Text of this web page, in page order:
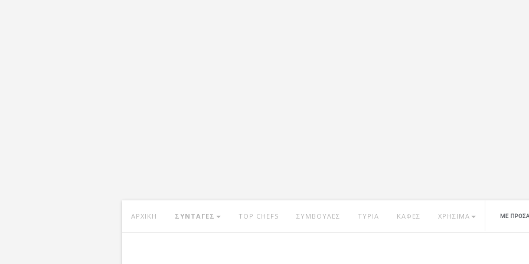
ΑΡΧΙΚΗ ΣΥΝΤΑΓΕΣ TOP CHEFS ΣΥΜΒΟΥΛΕΣ ΤΥΡΙΑ ΚΑΦΕΣ ΧΡΗΣΙΜΑ